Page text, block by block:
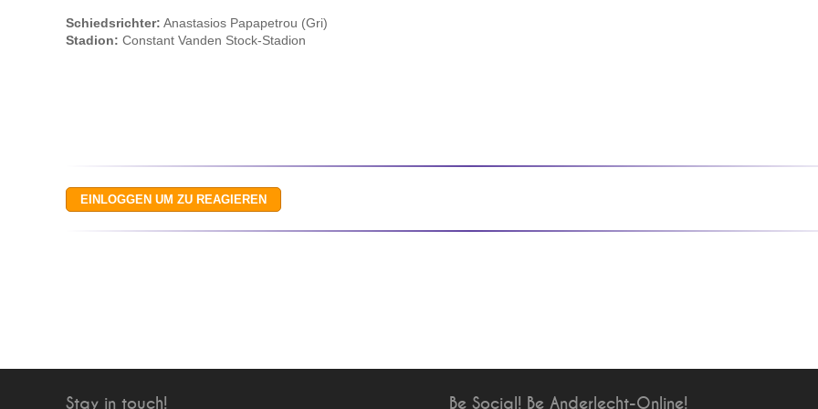
Schiedsrichter: Anastasios Papapetrou (Gri)
Stadion: Constant Vanden Stock-Stadion
Stay in touch! Be Social! Be Anderlecht-Online!